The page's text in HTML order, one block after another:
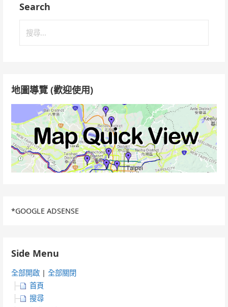
Search
地圖導覽 (歡迎使用)
*GOOGLE ADSENSE
Side Menu
全部開啟 |全部關閉
首頁
搜尋